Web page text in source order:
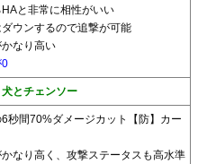
HAと非常に相性がいい
ダウンするので追撃が可能
かなり高い
0
犬とチェンソー
6秒間70%ダメージカット【防】カー
かなり高く、攻撃ステータスも高水準